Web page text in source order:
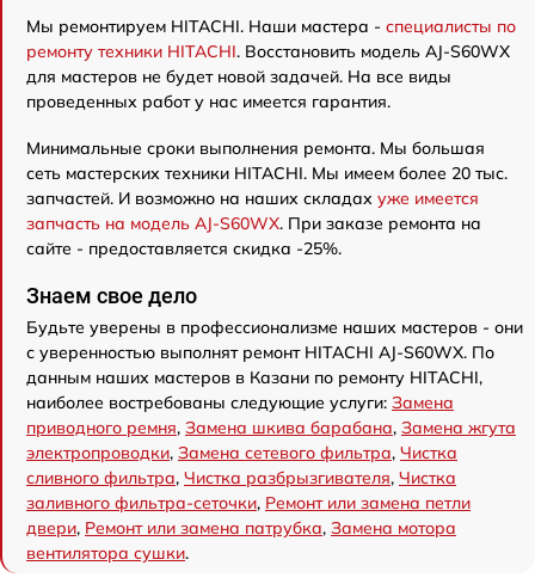
Мы ремонтируем HITACHI. Наши мастера - специалисты по
ремонту техники HITACHI. Восстановить модель AJ-S60WX
для мастеров не будет новой задачей. На все виды
проведенных работ у нас имеется гарантия.
Минимальные сроки выполнения ремонта. Мы большая
сеть мастерских техники HITACHI. Мы имеем более 20 тыс.
запчастей. И возможно на наших складах уже имеется
запчасть на модель AJ-S60WX. При заказе ремонта на
сайте - предоставляется скидка -25%.
Знаем свое дело
Будьте уверены в профессионализме наших мастеров - они
с уверенностью выполнят ремонт HITACHI AJ-S60WX. По
данным наших мастеров в Казани по ремонту HITACHI,
наиболее востребованы следующие услуги: Замена
приводного ремня, Замена шкива барабана, Замена жгута
электропроводки, Замена сетевого фильтра, Чистка
сливного фильтра, Чистка разбрызгивателя, Чистка
заливного фильтра-сеточки, Ремонт или замена петли
двери, Ремонт или замена патрубка, Замена мотора
вентилятора сушки.